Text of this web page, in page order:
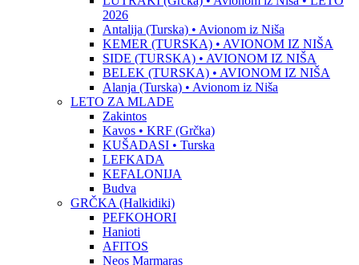
2026
Antalija (Turska) • Avionom iz Niša
KEMER (TURSKA) • AVIONOM IZ NIŠA
SIDE (TURSKA) • AVIONOM IZ NIŠA
BELEK (TURSKA) • AVIONOM IZ NIŠA
Alanja (Turska) • Avionom iz Niša
LETO ZA MLADE
Zakintos
Kavos • KRF (Grčka)
KUŠADASI • Turska
LEFKADA
KEFALONIJA
Budva
GRČKA (Halkidiki)
PEFKOHORI
Hanioti
AFITOS
Neos Marmaras